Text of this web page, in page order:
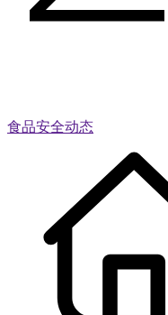
食品安全动态